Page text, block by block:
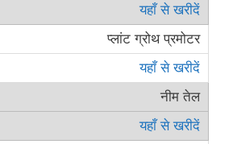
यहाँ से खरीदें
प्लांट ग्रोथ प्रमोटर
यहाँ से खरीदें
नीम तेल
यहाँ से खरीदें